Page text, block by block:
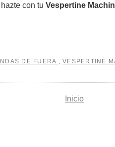
con tu Vespertine
DE FUERA ,VESPERTINE
Inicio